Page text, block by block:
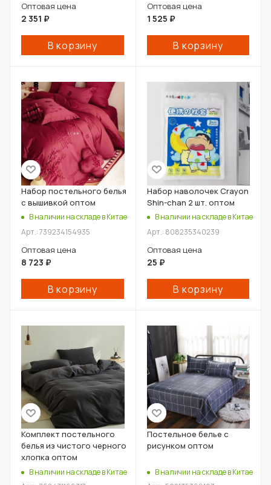
Оптовая цена
2 351 ₽
В корзину
Оптовая цена
1 525 ₽
В корзину
Набор постельного белья
с вышивкой оптом
В наличии на складе в Китае
Арт.: 739234154935
Оптовая цена
8 723 ₽
В корзину
Набор наволочек Crayon
Shin-chan 2 шт. оптом
В наличии на складе в Китае
Арт.: 808235340239
Оптовая цена
25 ₽
В корзину
Комплект постельного
белья из чистого черного
хлопка оптом
В наличии на складе в Китае
Постельное белье с
рисунком оптом
В наличии на складе в Китае